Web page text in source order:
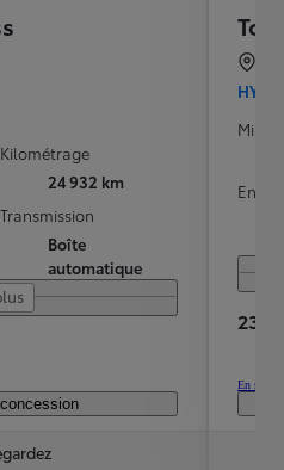
Kilométrage
24 932 km
Transmission
Boîte
automatique
Mise
23
En